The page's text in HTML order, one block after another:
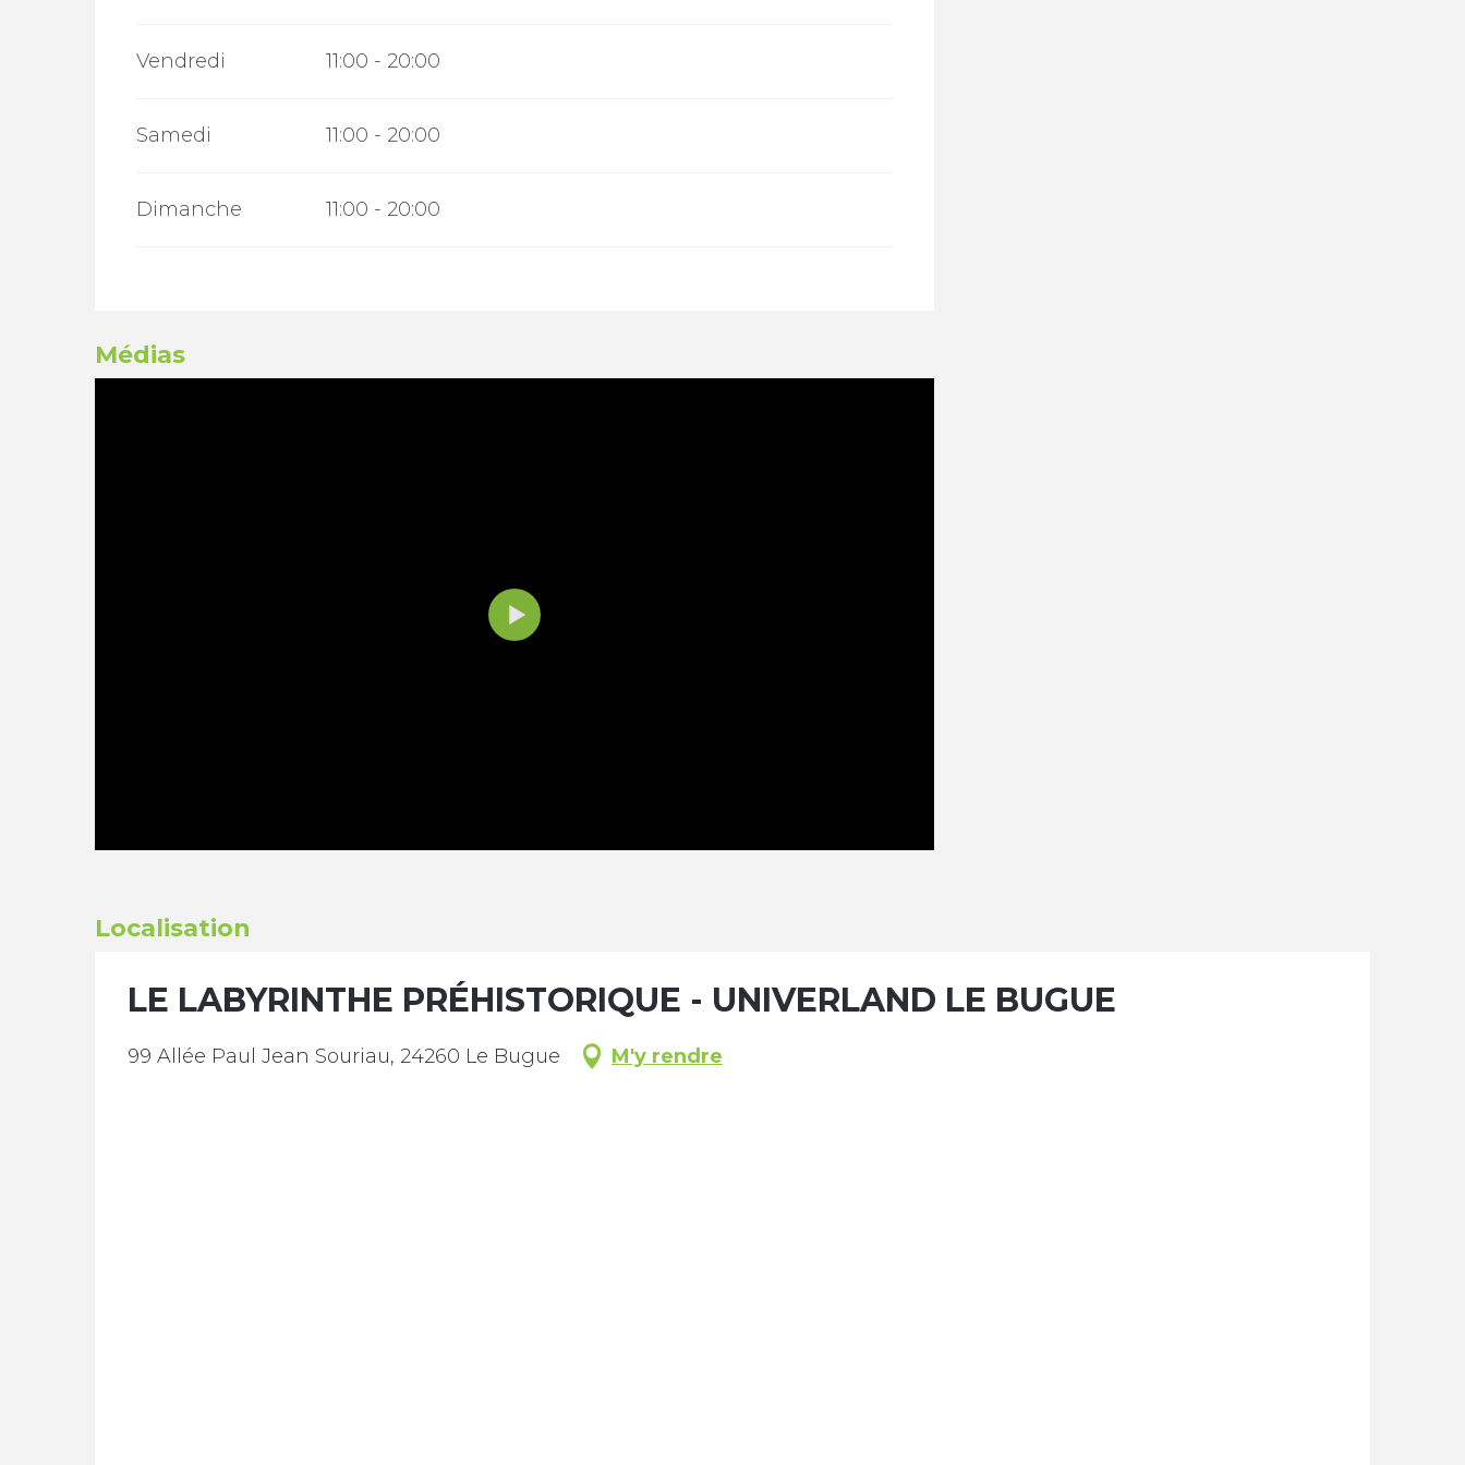
Vendredi 11:00 - 20:00
Samedi 11:00 - 20:00
Dimanche 11:00 - 20:00
Médias
Localisation
LE LABYRINTHE PRÉHISTORIQUE - UNIVERLAND LE BUGUE
99 Allée Paul Jean Souriau, 24260 Le Bugue M'y rendre